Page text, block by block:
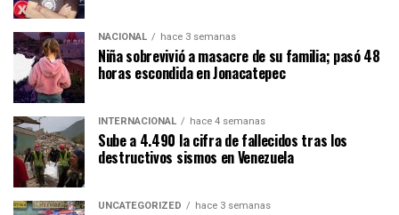
NACIONAL hace 3 semanas
Niña sobrevivió a masacre de su familia; pasó 48
horas escondida en Jonacatepec
INTERNACIONAL hace 4 semanas
Sube a 4.490 la cifra de fallecidos tras los
destructivos sismos en Venezuela
UNCATEGORIZED hace 3 semanas